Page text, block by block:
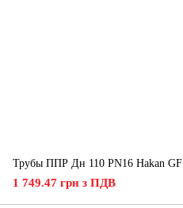
Трубы ППР Дн 110 PN16 Hakan GF
1 749.47 грн з ПДВ